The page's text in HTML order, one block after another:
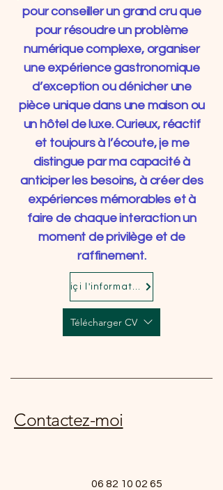
pour conseiller un grand cru que
pour résoudre un problème
numérique complexe, organiser
une expérience gastronomique
d’exception ou dénicher une
pièce unique dans une maison ou
un hôtel de luxe. Curieux, réactif
et toujours à l’écoute, je me
distingue par ma capacité à
anticiper les besoins, à créer des
expériences mémorables et à
faire de chaque interaction un
moment de privilège et de
raffinement.
Télécharger CV
Contactez-moi
06 82 10 02 65